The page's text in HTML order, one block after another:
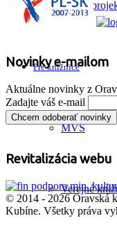
Ďalšie
Pre knižnice
MVS
Verejné
Novinky e-mailom
Aktuálne novinky z
Zadajte váš e-mail
Revitalizácia webu
© 2014 - 2026 Oravská
Kubíne. Všetky práva